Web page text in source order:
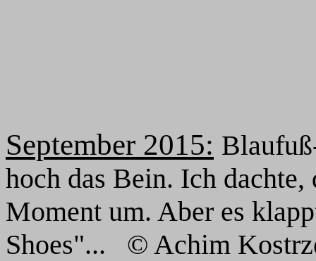
September 2015:
hoch das Bein. Ich
Moment um. Aber es
Shoes"... © Achim